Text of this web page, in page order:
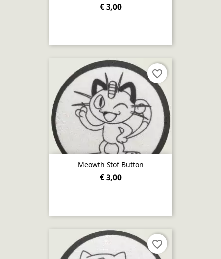
€ 3,00
Meowth Stof Button
€ 3,00
favorite_border
favorite_border